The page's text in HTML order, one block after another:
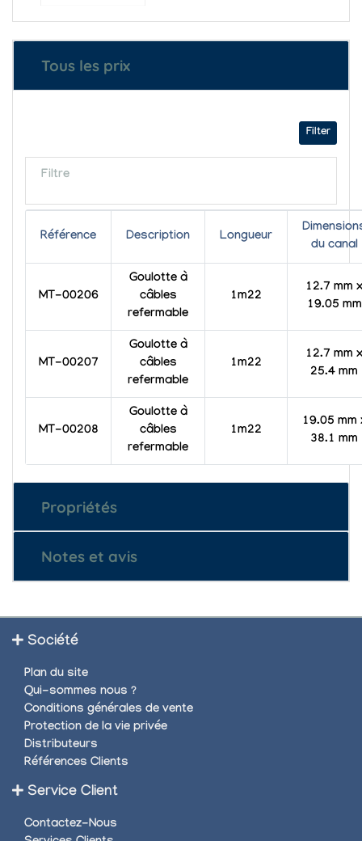
Tous les prix
Filter
Filtre
Référence Description Longueur
du canal
MT-00206
Goulotte à
câbles
refermable
1m22
12.7 mm x
19.05 mm
MT-00207
Goulotte à
câbles
refermable
1m22
12.7 mm x
25.4 mm
MT-00208
Goulotte à
câbles
refermable
1m22
19.05 mm
38.1 mm
Propriétés
Notes et avis
Société
Plan du site
Qui-sommes nous ?
Conditions générales de vente
Protection de la vie privée
Distributeurs
Références Clients
Service Client
Contactez-Nous